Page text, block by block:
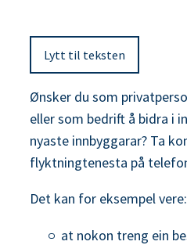
o
m
m
u
n
e
Lytt til teksten
Ønsker du som
eller som bedrift å bidra i
nyaste innbyggarar? Ta
flyktningtenesta på
Det kan for eksempel vere:
at nokon treng ein